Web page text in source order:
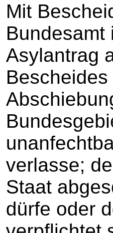
Mit
Bundesamt
Asylantrag
verlasse;
Staat
dürfe oder